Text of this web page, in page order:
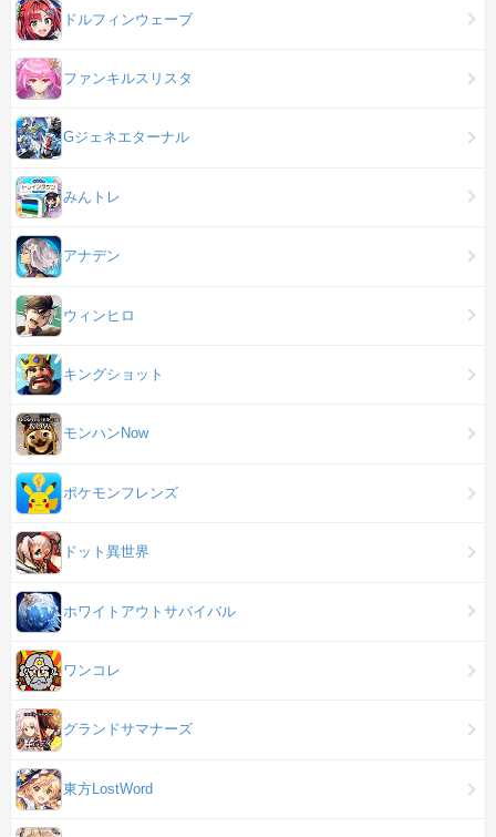
ドルフィンウェーブ
ファンキルスリスタ
Gジェネエターナル
みんトレ
アナデン
ウィンヒロ
キングショット
モンハンNow
ポケモンフレンズ
ドット異世界
ホワイトアウトサバイバル
ワンコレ
グランドサマナーズ
東方LostWord